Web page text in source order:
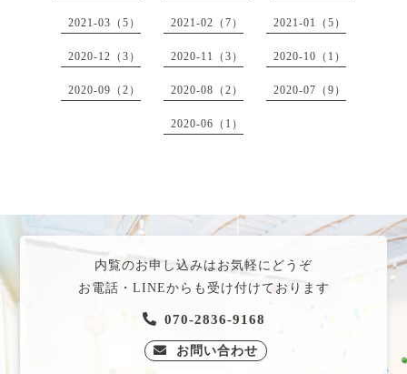
2021-03（5） 2021-02（7） 2021-01（5）
2020-12（3） 2020-11（3） 2020-10（1）
2020-09（2） 2020-08（2） 2020-07（9）
2020-06（1）
内覧のお申し込みはお気軽にどうぞ
お電話・LINEからも受け付けております
070-2836-9168
お問い合わせ